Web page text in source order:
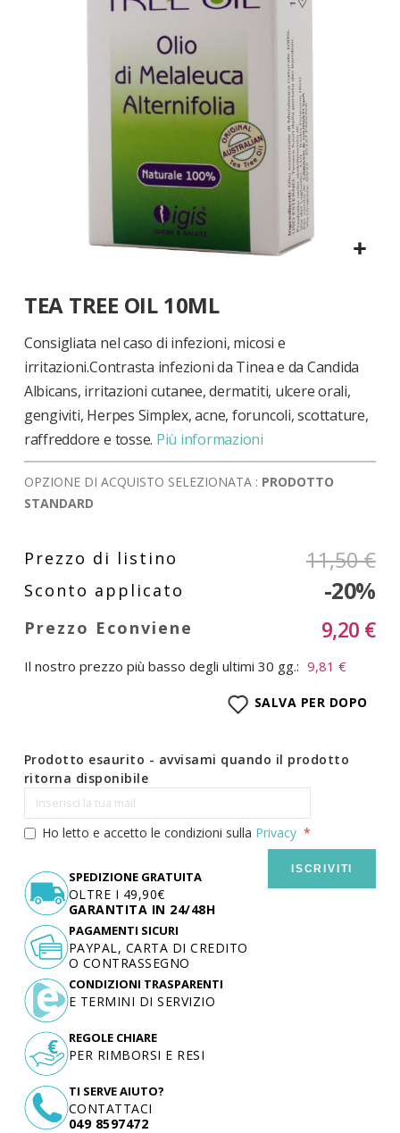
all'inizio
galleria
di
immagini
TEA TREE OIL 10ML
Consigliata nel caso di infezioni, micosi e
irritazioni.Contrasta infezioni da Tinea e da Candida
Albicans, irritazioni cutanee, dermatiti, ulcere orali,
gengiviti, Herpes Simplex, acne, foruncoli, scottature,
raffreddore e tosse. Più informazioni
OPZIONE DI ACQUISTO SELEZIONATA : PRODOTTO
STANDARD
11,50 €
-20%
9,20 €
Il nostro prezzo più basso degli ultimi 30 gg.: 9,81 €
SALVA PER DOPO
Prodotto esaurito - avvisami quando il prodotto
ritorna disponibile
Ho letto e accetto le condizioni sulla Privacy
ISCRIVITI
SPEDIZIONE GRATUITA
OLTRE I 49,90€
GARANTITA IN 24/48H
TI SERVE AIUTO?
CONTATTACI
049 8597472
PAGAMENTI SICURI
PAYPAL, CARTA DI CREDITO
O CONTRASSEGNO
CONDIZIONI TRASPARENTI
E TERMINI DI SERVIZIO
REGOLE CHIARE
PER RIMBORSI E RESI